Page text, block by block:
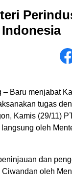
– Baru menjabat
tugas
Kamis (29/11)
oleh
dan
oleh